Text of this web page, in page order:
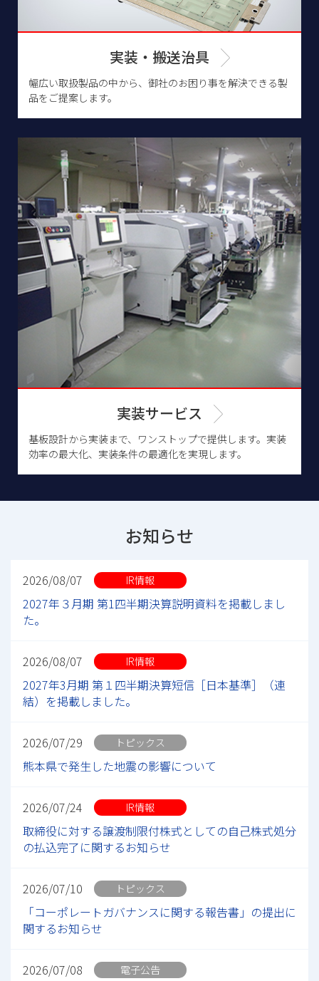
実装・搬送治具
幅広い取扱製品の中から、御社のお困り事を解決できる製
品をご提案します。
実装サービス
基板設計から実装まで、ワンストップで提供します。実装
効率の最大化、実装条件の最適化を実現します。
お知らせ
2026/08/07 IR情報
2027年３月期 第1四半期決算説明資料を掲載しまし
た。
2026/08/07 IR情報
2027年3月期 第１四半期決算短信［日本基準］（連
結）を掲載しました。
2026/07/29 トピックス
熊本県で発生した地震の影響について
2026/07/24 IR情報
取締役に対する譲渡制限付株式としての自己株式処分
の払込完了に関するお知らせ
2026/07/10 トピックス
「コーポレートガバナンスに関する報告書」の提出に
関するお知らせ
2026/07/08 電子公告